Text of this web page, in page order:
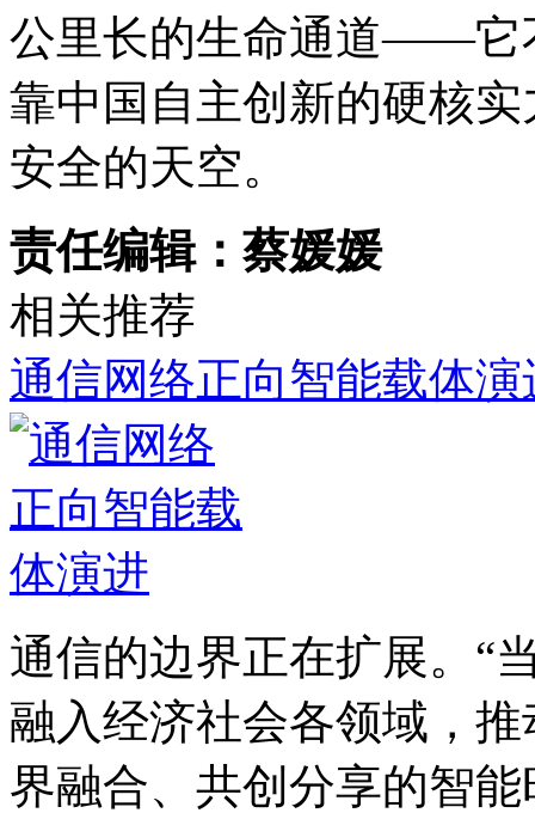
公里长的生命通道——它
靠中国自主创新的硬核
安全的天空。
责任编辑：蔡媛媛
相关推荐
通信网络正向智能载体演
通信的边界正在扩展。“
融入经济社会各领域，
界融合、共创分享的智